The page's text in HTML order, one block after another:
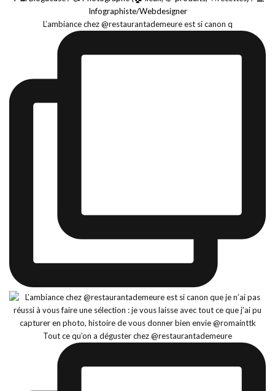
Infographiste/Webdesigner
L’ambiance chez @restaurantademeure est si canon q
Tout ce qu’on a déguster chez @restaurantademeure